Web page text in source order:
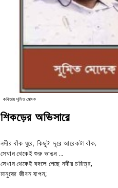
কবিতায় সুমিত মোদক
শিকড়ের অভিসারে
নদীর বাঁক ঘুরে, কিছুটা দূরে আরেকটা বাঁক;
সেখান থেকেই শুরু ভাঙন …
সেখান থেকেই বদলে গেছে নদীর চরিত্র,
মানুষের জীবন যাপন;